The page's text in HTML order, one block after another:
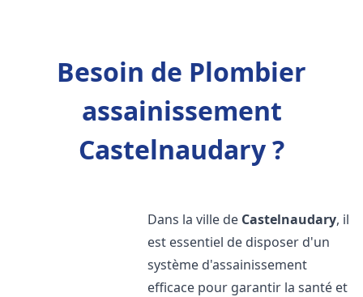
Besoin de Plombier
assainissement
Castelnaudary ?
Dans la ville de Castelnaudary, il
est essentiel de disposer d'un
système d'assainissement
efficace pour garantir la santé et